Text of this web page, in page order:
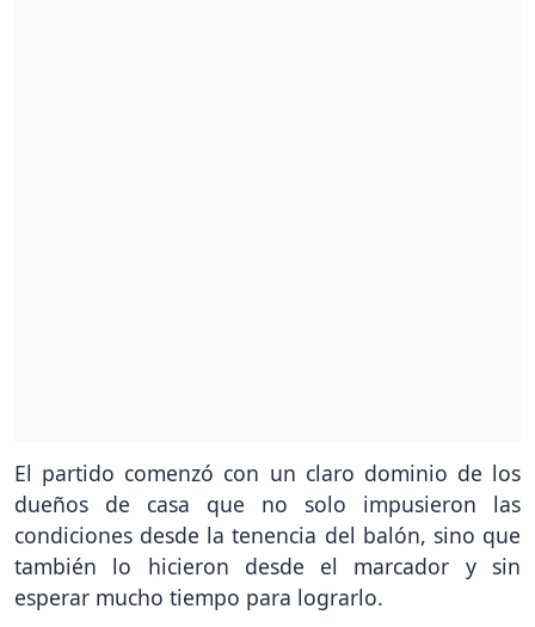
El partido comenzó con un claro dominio de los
dueños de casa que no solo impusieron las
condiciones desde la tenencia del balón, sino que
también lo hicieron desde el marcador y sin
esperar mucho tiempo para lograrlo.